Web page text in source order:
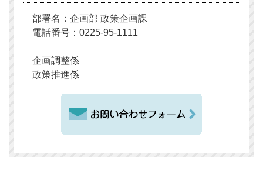
部署名：企画部 政策企画課
電話番号：0225-95-1111
企画調整係
政策推進係